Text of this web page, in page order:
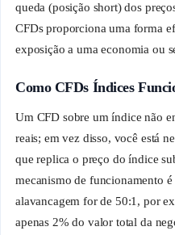
queda (posição short) dos
CFDs proporciona uma forma
exposição a uma economia ou
Como CFDs Índices
Um CFD sobre um índice não
reais; em vez disso, você está
que replica o preço do índice
mecanismo de funcionamento
alavancagem for de 50:1, por
apenas 2% do valor total da